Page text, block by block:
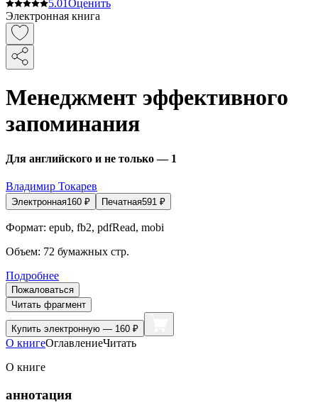
5.01Оценить
Электронная книга
Менеджмент эффективного
запоминания
Для английского и не только — 1
Владимир Токарев
Электронная160 ₽ Печатная591 ₽
Формат: epub, fb2, pdfRead, mobi
Объем: 72 бумажных стр.
Подробнее
Пожаловаться
Читать фрагмент
Купить электронную — 160 ₽
О книгеОглавлениеЧитать
О книге
аннотация